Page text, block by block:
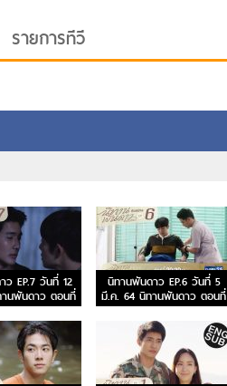
รายการทีวี
EP.7 วันที่ 12
นพันดาว ตอนที่
7
นิทานพันดาว EP.6 วันที่ 5
มี.ค. 64 นิทานพันดาว ตอนที่
6